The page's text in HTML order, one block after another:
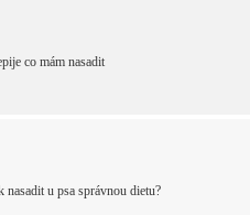
co mám nasadit
nasadit u psa správnou dietu?